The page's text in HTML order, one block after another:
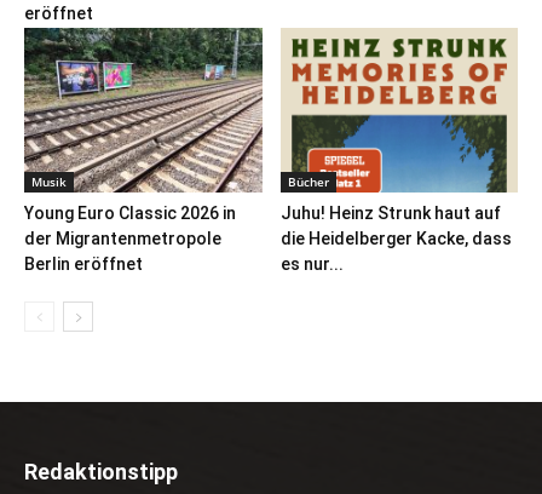
eröffnet
Musik
Young Euro Classic 2026 in
der Migrantenmetropole
Berlin eröffnet
Bücher
Juhu! Heinz Strunk haut auf
die Heidelberger Kacke, dass
es nur...
Redaktionstipp